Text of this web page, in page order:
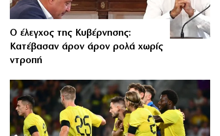
Ο έλεγχος της Κυβέρνησης:
Κατέβασαν άρον άρον ρολά χωρίς
ντροπή